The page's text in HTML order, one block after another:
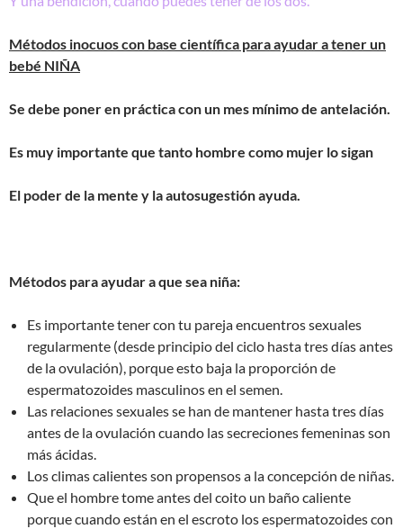
Métodos inocuos con base científica para ayudar a tener un
bebé NIÑA
Se debe poner en práctica conun mes mínimode antelación.
Es muy importante que tanto hombre como mujer lo sigan
El poder de la mente y la autosugestión ayuda.
Métodos para ayudar a que sea niña:
Es importante tener con tu pareja encuentros sexuales
regularmente (desde principio del ciclo hasta tres días antes
de la ovulación), porque esto baja la proporción de
espermatozoides masculinos en el semen.
Las relaciones sexuales se han de mantener hasta tres días
antes de la ovulación cuando las secreciones femeninas son
más ácidas.
Los climas calientes son propensos a la concepción de niñas.
Que el hombre tome antes del coito un baño caliente
porque cuando están en el escroto los espermatozoides con